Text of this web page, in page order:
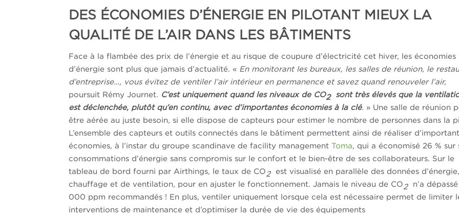
DES ÉCONOMIES D’ÉNERGIE EN PILOTANT MIEUX LA
QUALITÉ DE L’AIR DANS LES BÂTIMENTS
Face à la flambée des prix de l’énergie et au risque de coupure d’électricité cet hiver, les économies
d’énergie sont plus que jamais d’actualité. « En monitorant les bureaux, les salles de réunion, le
d’entreprise…, vous évitez de ventiler l’air intérieur en permanence et savez quand renouveler l’air,
poursuit Rémy Journet. C’est uniquement quand les niveaux de CO2 sont très élevés que la
est déclenchée, plutôt qu’en continu, avec d’importantes économies à la clé. » Une salle de réunion
être aérée au juste besoin, si elle dispose de capteurs pour estimer le nombre de personnes dans la
L’ensemble des capteurs et outils connectés dans le bâtiment permettent ainsi de réaliser
économies, à l’instar du groupe scandinave de facility managementToma , qui a économisé 26 % sur
consommations d’énergie sans compromis sur le confort et le bien-être de ses collaborateurs. Sur le
tableau de bord fourni par Airthings, le taux de CO 2est visualisé en parallèle des données
chauffage et de ventilation, pour en ajuster le fonctionnement. Jamais le niveau de CO 2n’a dépassé
000 ppm recommandés ! En plus, ventiler uniquement lorsque cela est nécessaire permet de limiter
interventions de maintenance et d’optimiser la durée de vie des équipements